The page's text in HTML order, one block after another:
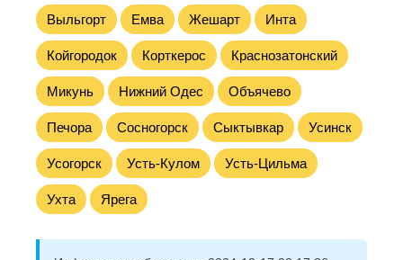
Выльгорт Емва Жешарт Инта
Койгородок Корткерос Краснозатонский
Микунь Нижний Одес Объячево
Печора Сосногорск Сыктывкар Усинск
Усогорск Усть-Кулом Усть-Цильма
Ухта Ярега